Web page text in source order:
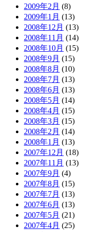
2009年2月 (8)
2009年1月 (13)
2008年12月 (13)
2008年11月 (14)
2008年10月 (15)
2008年9月 (15)
2008年8月 (10)
2008年7月 (13)
2008年6月 (13)
2008年5月 (14)
2008年4月 (15)
2008年3月 (15)
2008年2月 (14)
2008年1月 (13)
2007年12月 (18)
2007年11月 (13)
2007年9月 (4)
2007年8月 (15)
2007年7月 (13)
2007年6月 (13)
2007年5月 (21)
2007年4月 (25)